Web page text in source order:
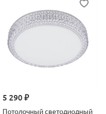
5 290 ₽
Потолочный светодиодный